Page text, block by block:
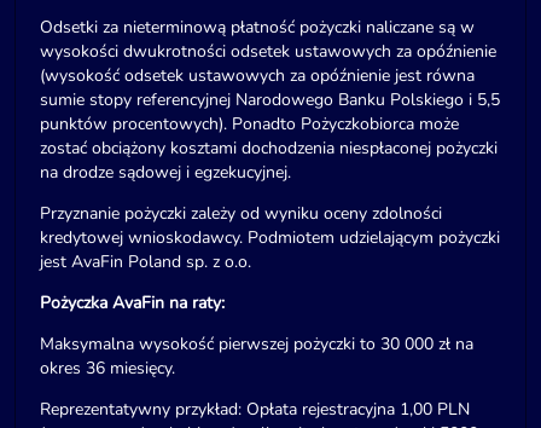
Odsetki za nieterminową płatność pożyczki naliczane są w
wysokości dwukrotności odsetek ustawowych za opóźnienie
(wysokość odsetek ustawowych za opóźnienie jest równa
sumie stopy referencyjnej Narodowego Banku Polskiego i 5,5
punktów procentowych). Ponadto Pożyczkobiorca może
zostać obciążony kosztami dochodzenia niespłaconej pożyczki
na drodze sądowej i egzekucyjnej.
Przyznanie pożyczki zależy od wyniku oceny zdolności
kredytowej wnioskodawcy. Podmiotem udzielającym pożyczki
jest AvaFin Poland sp. z o.o.
Pożyczka AvaFin na raty:
Maksymalna wysokość pierwszej pożyczki to 30 000 zł na
okres 36 miesięcy.
Reprezentatywny przykład: Opłata rejestracyjna 1,00 PLN